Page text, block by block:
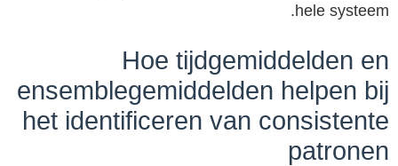
hele systeem.
Hoe tijdgemiddelden en
ensemblegemiddelden helpen bij
het identificeren van consistente
patronen